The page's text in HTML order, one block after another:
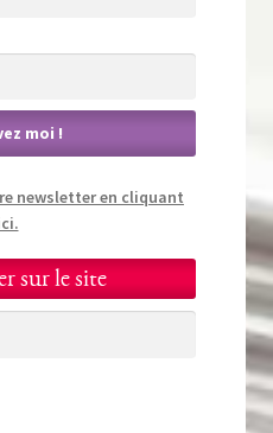
newsletter en cliquant
sur le site